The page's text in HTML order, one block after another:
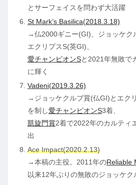
とサーフェイスを問わず大活躍
St Mark’s Basilica(2018.3.18)
→仏2000ギニー(GI)、ジョッケク
エクリプスS(英GI)、
愛チャンピオンSと2021年無敗で
に輝く
Vadeni(2019.3.26)
→ジョッケクルブ賞(仏GI)とエク
を制し愛チャンピオンS3着、
凱旋門賞2着で2022年のカルティ
出
Ace Impact(2020.2.13)
→本稿の主役。2011年のReliable
以来12年ぶりの無敗のジョッケク